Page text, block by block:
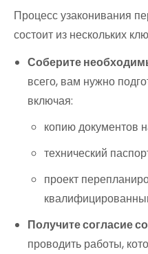
Процесс узаконивания
состоит из нескольких
Соберите
всего, вам нужно
включая:
копию документов
технический
проект
Получите согласие
проводить работы,